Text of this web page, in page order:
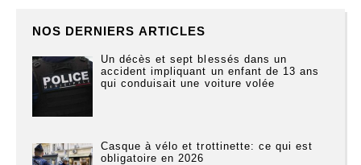
NOS DERNIERS ARTICLES
Un décès et sept blessés dans un
accident impliquant un enfant de 13 ans
qui conduisait une voiture volée
Casque à vélo et trottinette: ce qui est
obligatoire en 2026